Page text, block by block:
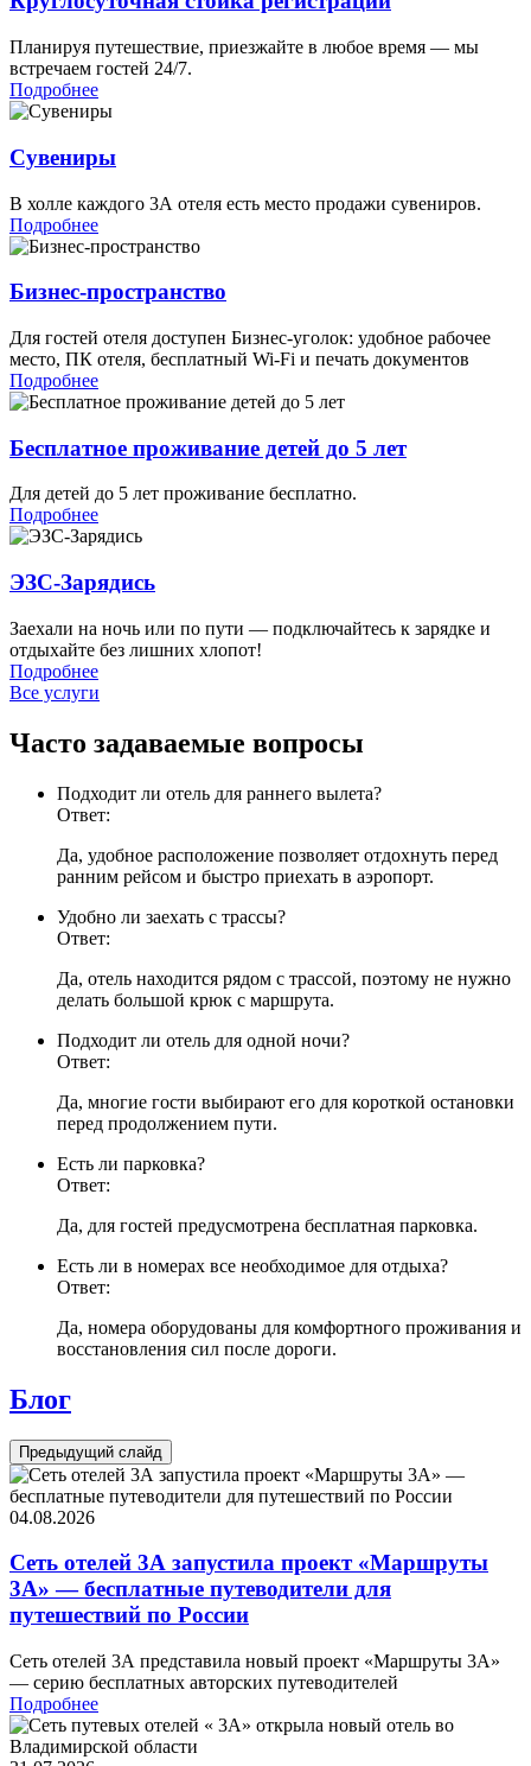
Планируя путешествие, приезжайте в любое время — мы
встречаем гостей 24/7.
Подробнее
Сувениры
В холле каждого 3А отеля есть место продажи сувениров.
Подробнее
Бизнес-пространство
Для гостей отеля доступен Бизнес-уголок: удобное рабочее
место, ПК отеля, бесплатный Wi-Fi и печать документов
Подробнее
Бесплатное проживание детей до 5 лет
Для детей до 5 лет проживание бесплатно.
Подробнее
ЭЗС-Зарядись
Заехали на ночь или по пути — подключайтесь к зарядке и
отдыхайте без лишних хлопот!
Подробнее
Все услуги
Часто задаваемые вопросы
Подходит ли отель для раннего вылета?
Ответ:
Да, удобное расположение позволяет отдохнуть перед
ранним рейсом и быстро приехать в аэропорт.
Удобно ли заехать с трассы?
Ответ:
Да, отель находится рядом с трассой, поэтому не нужно
делать большой крюк с маршрута.
Подходит ли отель для одной ночи?
Ответ:
Да, многие гости выбирают его для короткой остановки
перед продолжением пути.
Есть ли парковка?
Ответ:
Да, для гостей предусмотрена бесплатная парковка.
Есть ли в номерах все необходимое для отдыха?
Ответ:
Да, номера оборудованы для комфортного проживания и
восстановления сил после дороги.
Блог
Предыдущий слайд
04.08.2026
Сеть отелей 3А запустила проект «Маршруты
3А» — бесплатные путеводители для
путешествий по России
Сеть отелей 3А представила новый проект «Маршруты 3А»
— серию бесплатных авторских путеводителей
Подробнее